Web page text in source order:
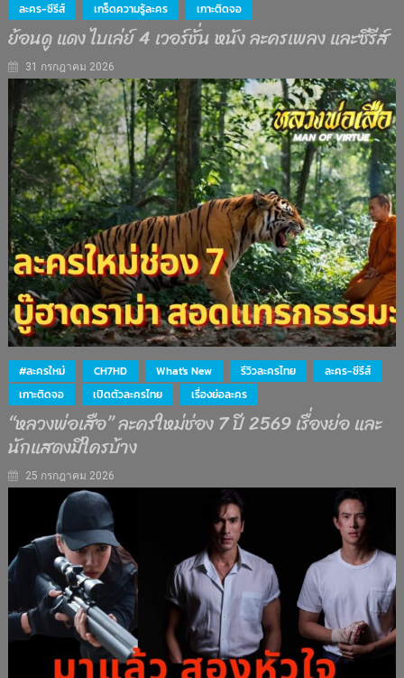
ละคร-ซีรีส์
เกร็ดความรู้ละคร เกาะติดจอ
ย้อนดู แดง ไบเล่ย์ 4 เวอร์ชั่น หนัง ละครเพลง และซีรีส์
31 กรกฎาคม 2026
#ละครใหม่ CH7HD What's New รีวิวละครไทย
ละคร-ซีรีส์
เกาะติดจอ
เปิดตัวละครไทย เรื่องย่อละคร
“หลวงพ่อเสือ” ละครใหม่ช่อง 7 ปี 2569 เรื่องย่อ และ
นักแสดงมีใครบ้าง
25 กรกฎาคม 2026